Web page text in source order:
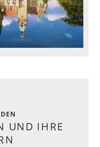
UND IHRE